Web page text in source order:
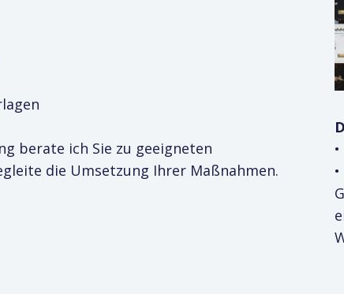
berate ich Sie zu geeigneten
die Umsetzung Ihrer Maßnahmen.